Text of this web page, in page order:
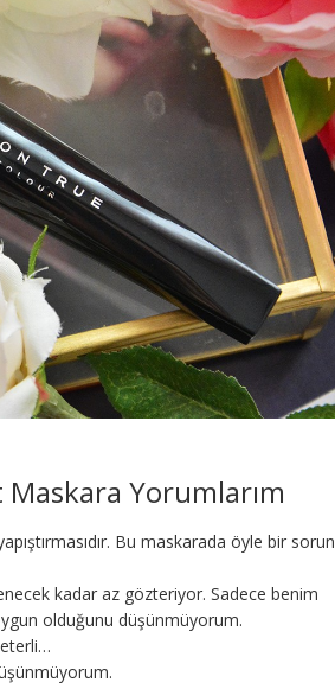
Yorumlarım
Bu maskarada öyle bir sorun
kadar az gözteriyor. Sadece benim
olduğunu düşünmüyorum.